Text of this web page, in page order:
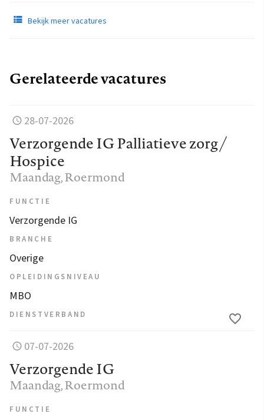
Bekijk meer vacatures
Gerelateerde vacatures
28-07-2026
Verzorgende IG Palliatieve zorg /
Hospice
Maandag, Roermond
FUNCTIE
Verzorgende IG
BRANCHE
Overige
OPLEIDINGSNIVEAU
MBO
DIENSTVERBAND
07-07-2026
Verzorgende IG
Maandag, Roermond
FUNCTIE